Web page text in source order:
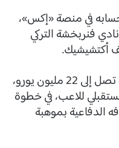
في منصة «إكس»،
فنربخشة التركي
أكتشيشيك.
وأكدت المصادر أن قيمة الصفقة تصل إلى 22 مليون يورو،
مستقبلي للاعب، في خطوة
الدفاعية بموهبة